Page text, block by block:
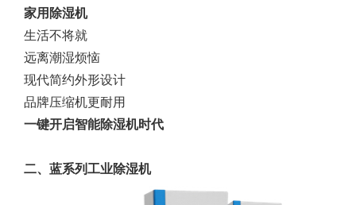
家用除湿机
生活不将就
远离潮湿烦恼
现代简约外形设计
品牌压缩机更耐用
一键开启智能除湿机时代
二、蓝系列工业除湿机